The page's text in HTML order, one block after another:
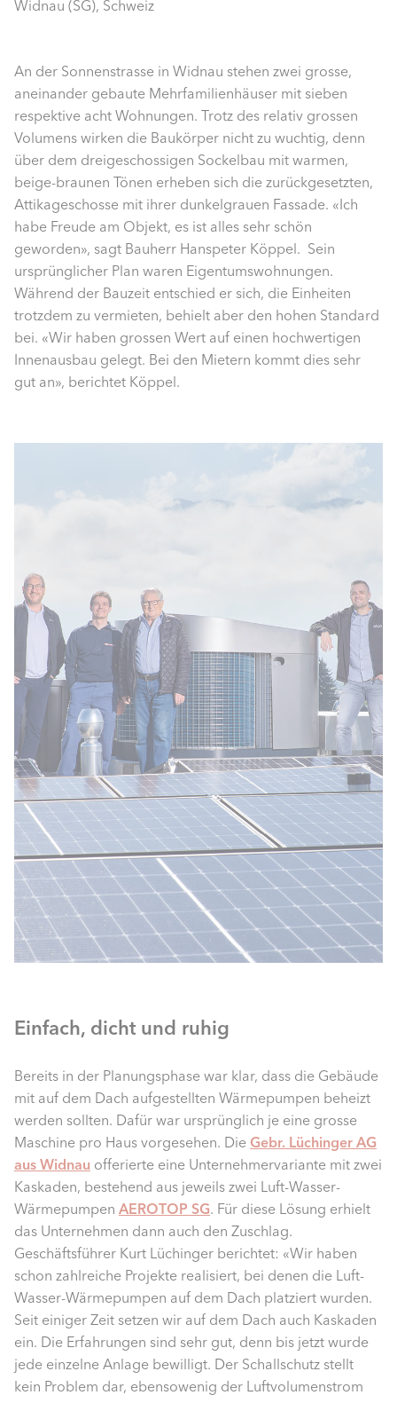
Widnau (SG), Schweiz
An der Sonnenstrasse in Widnau stehen zwei grosse,
aneinander gebaute Mehrfamilienhäuser mit sieben
respektive acht Wohnungen. Trotz des relativ grossen
Volumens wirken die Baukörper nicht zu wuchtig, denn
über dem dreigeschossigen Sockelbau mit warmen,
beige-braunen Tönen erheben sich die zurückgesetzten,
Attikageschosse mit ihrer dunkelgrauen Fassade. «Ich
habe Freude am Objekt, es ist alles sehr schön
geworden», sagt Bauherr Hanspeter Köppel. Sein
ursprünglicher Plan waren Eigentumswohnungen.
Während der Bauzeit entschied er sich, die Einheiten
trotzdem zu vermieten, behielt aber den hohen Standard
bei. «Wir haben grossen Wert auf einen hochwertigen
Innenausbau gelegt. Bei den Mietern kommt dies sehr
gut an», berichtet Köppel.
Einfach, dicht und ruhig
Bereits in der Planungsphase war klar, dass die Gebäude
mit auf dem Dach aufgestellten Wärmepumpen beheizt
werden sollten. Dafür war ursprünglich je eine grosse
Maschine pro Haus vorgesehen. Die Gebr. Lüchinger AG
aus Widnau offerierte eine Unternehmervariante mit zwei
Kaskaden, bestehend aus jeweils zwei Luft-Wasser-
Wärmepumpen AEROTOP SG. Für diese Lösung erhielt
das Unternehmen dann auch den Zuschlag.
Geschäftsführer Kurt Lüchinger berichtet: «Wir haben
schon zahlreiche Projekte realisiert, bei denen die Luft-
Wasser-Wärmepumpen auf dem Dach platziert wurden.
Seit einiger Zeit setzen wir auf dem Dach auch Kaskaden
ein. Die Erfahrungen sind sehr gut, denn bis jetzt wurde
jede einzelne Anlage bewilligt. Der Schallschutz stellt
kein Problem dar, ebensowenig der Luftvolumenstrom